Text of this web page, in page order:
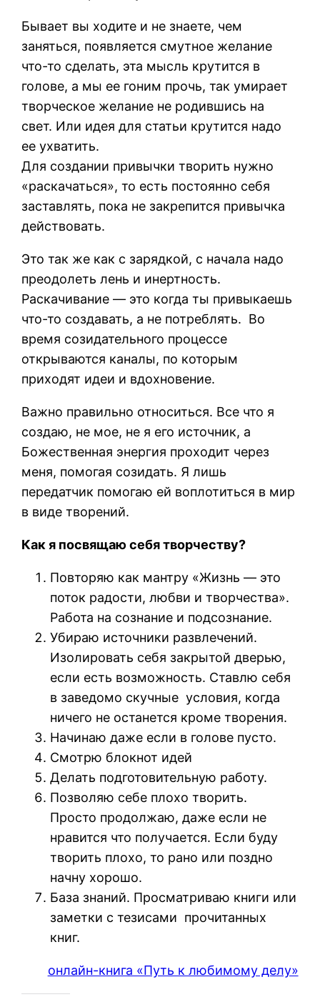
Бывает вы ходите и не знаете, чем
заняться, появляется смутное желание
что-то сделать, эта мысль крутится в
голове, а мы ее гоним прочь, так умирает
творческое желание не родившись на
свет. Или идея для статьи крутится надо
ее ухватить.
Для создании привычки творить нужно
«раскачаться», то есть постоянно себя
заставлять, пока не закрепится привычка
действовать.
Это так же как с зарядкой, с начала надо
преодолеть лень и инертность.
Раскачивание — это когда ты привыкаешь
что-то создавать, а не потреблять. Во
время созидательного процессе
открываются каналы, по которым
приходят идеи и вдохновение.
Важно правильно относиться. Все что я
создаю, не мое, не я его источник, а
Божественная энергия проходит через
меня, помогая созидать. Я лишь
передатчик помогаю ей воплотиться в мир
в виде творений.
Как я посвящаю себя творчеству?
Повторяю как мантру «Жизнь — это
поток радости, любви и творчества».
Работа на сознание и подсознание.
Убираю источники развлечений.
Изолировать себя закрытой дверью,
если есть возможность. Ставлю себя
в заведомо скучные условия, когда
ничего не останется кроме творения.
Начинаю даже если в голове пусто.
Смотрю блокнот идей
Делать подготовительную работу.
Позволяю себе плохо творить.
Просто продолжаю, даже если не
нравится что получается. Если буду
творить плохо, то рано или поздно
начну хорошо.
База знаний. Просматриваю книги или
заметки с тезисами прочитанных
книг.
онлайн-книга «Путь к любимому делу»